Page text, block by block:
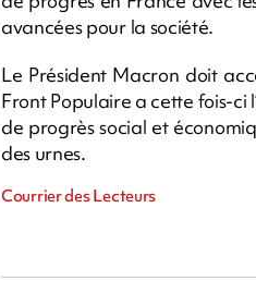
avancées pour la société.
Le Président Macron doit
Front Populaire a cette fois-ci
de progrès social et
des urnes.
Courrier des Lecteurs